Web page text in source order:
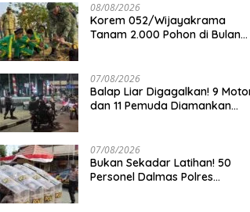
Dugaan Kekerasan terhadap
Wartawan di Tangerang Masuk
Desak Polisi Transparan
FTPI dan
08/08/2026
Korem 052/Wijayakrama
Tanam 2.000 Pohon di Bulan
07/08/2026
Balap Liar Digagalkan! 9
dan 11 Pemuda Diamankan
07/08/2026
Bukan Sekadar Latihan! 50
Personel Dalmas Polres